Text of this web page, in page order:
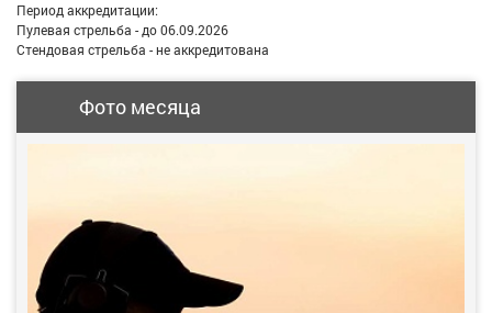
Период аккредитации:
Пулевая стрельба - до 06.09.2026
Стендовая стрельба - не аккредитована
Фото месяца